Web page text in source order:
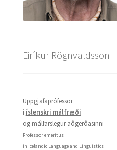
Eiríkur Rögnvaldsson
Uppgjafaprófessor
í íslenskri málfræði
og málfarslegur aðgerðasinni
Professor emeritus
in Icelandic Language and Linguistics